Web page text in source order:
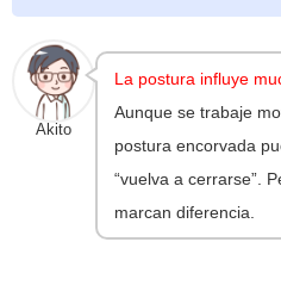
Akito
La postura influye
Aunque se trabaje
postura encorvada
“vuelva a cerrarse”.
marcan diferencia.